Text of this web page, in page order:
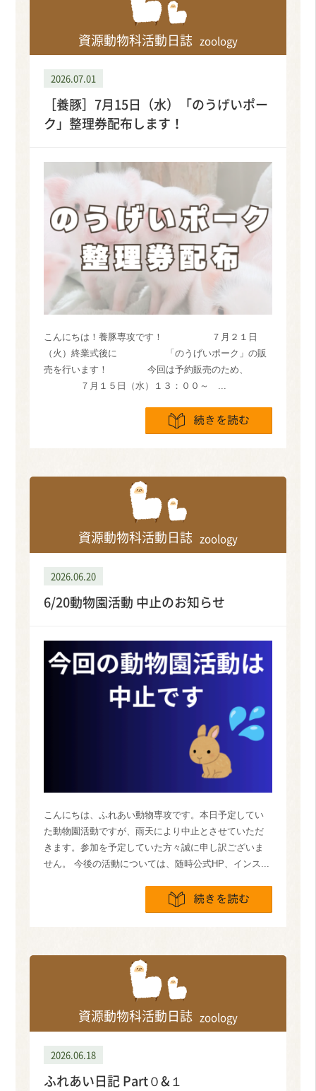
資源動物科活動日誌 zoology
2026.07.01
［養豚］7月15日（水）「のうげいポー
ク」整理券配布します！
こんにちは！養豚専攻です！ ７月２１日
（火）終業式後に 「のうげいポーク」の販
売を行います！ 今回は予約販売のため、
７月１５日（水）１３：００～ ...
資源動物科活動日誌 zoology
2026.06.20
6/20動物園活動 中止のお知らせ
こんにちは、ふれあい動物専攻です。本日予定してい
た動物園活動ですが、雨天により中止とさせていただ
きます。参加を予定していた方々誠に申し訳ございま
せん。 今後の活動については、随時公式HP、インス...
資源動物科活動日誌 zoology
2026.06.18
ふれあい日記 Part０&１